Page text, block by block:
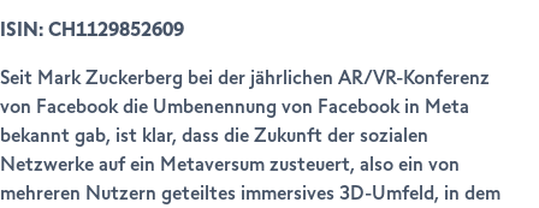
ISIN: CH1129852609
Seit Mark Zuckerberg bei der jährlichen AR/VR-Konferenz
von Facebook die Umbenennung von Facebook in Meta
bekannt gab, ist klar, dass die Zukunft der sozialen
Netzwerke auf ein Metaversum zusteuert, also ein von
mehreren Nutzern geteiltes immersives 3D-Umfeld, in dem